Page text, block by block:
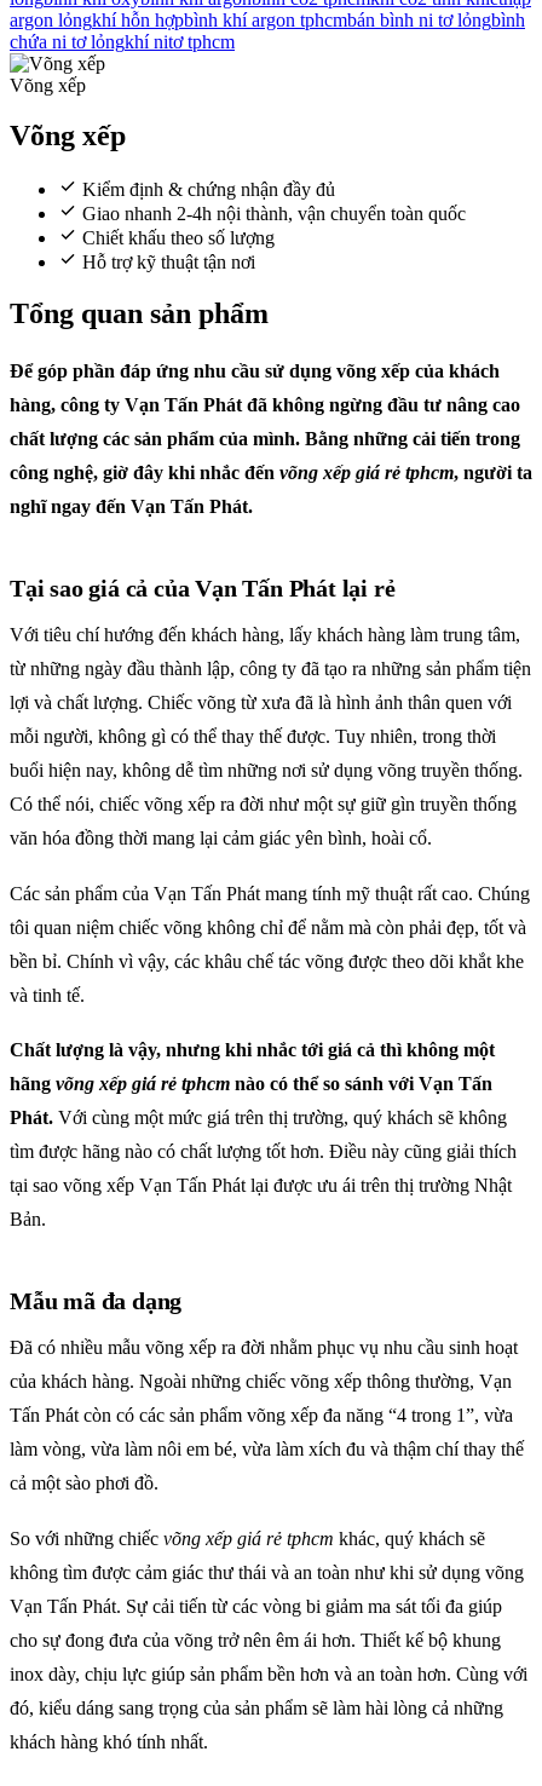
argon lỏngkhí hỗn hợpbình khí argon tphcmbán bình ni tơ lỏngbình
chứa ni tơ lỏngkhí nitơ tphcm
Võng xếp
Võng xếp
Kiểm định & chứng nhận đầy đủ
Giao nhanh 2-4h nội thành, vận chuyển toàn quốc
Chiết khấu theo số lượng
Hỗ trợ kỹ thuật tận nơi
Tổng quan sản phẩm
Để góp phần đáp ứng nhu cầu sử dụng võng xếp của khách
hàng, công ty Vạn Tấn Phát đã không ngừng đầu tư nâng cao
chất lượng các sản phẩm của mình. Bằng những cải tiến trong
công nghệ, giờ đây khi nhắc đến võng xếp giá rẻ tphcm, người ta
nghĩ ngay đến Vạn Tấn Phát.
Tại sao giá cả của Vạn Tấn Phát lại rẻ
Với tiêu chí hướng đến khách hàng, lấy khách hàng làm trung tâm,
từ những ngày đầu thành lập, công ty đã tạo ra những sản phẩm tiện
lợi và chất lượng. Chiếc võng từ xưa đã là hình ảnh thân quen với
mỗi người, không gì có thể thay thế được. Tuy nhiên, trong thời
buổi hiện nay, không dễ tìm những nơi sử dụng võng truyền thống.
Có thể nói, chiếc võng xếp ra đời như một sự giữ gìn truyền thống
văn hóa đồng thời mang lại cảm giác yên bình, hoài cổ.
Các sản phẩm của Vạn Tấn Phát mang tính mỹ thuật rất cao. Chúng
tôi quan niệm chiếc võng không chỉ để nằm mà còn phải đẹp, tốt và
bền bỉ. Chính vì vậy, các khâu chế tác võng được theo dõi khắt khe
và tinh tế.
Chất lượng là vậy, nhưng khi nhắc tới giá cả thì không một
hãng võng xếp giá rẻ tphcm nào có thể so sánh với Vạn Tấn
Phát. Với cùng một mức giá trên thị trường, quý khách sẽ không
tìm được hãng nào có chất lượng tốt hơn. Điều này cũng giải thích
tại sao võng xếp Vạn Tấn Phát lại được ưu ái trên thị trường Nhật
Bản.
Mẫu mã đa dạng
Đã có nhiều mẫu võng xếp ra đời nhằm phục vụ nhu cầu sinh hoạt
của khách hàng. Ngoài những chiếc võng xếp thông thường, Vạn
Tấn Phát còn có các sản phẩm võng xếp đa năng “4 trong 1”, vừa
làm vòng, vừa làm nôi em bé, vừa làm xích đu và thậm chí thay thế
cả một sào phơi đồ.
So với những chiếc võng xếp giá rẻ tphcm khác, quý khách sẽ
không tìm được cảm giác thư thái và an toàn như khi sử dụng võng
Vạn Tấn Phát. Sự cải tiến từ các vòng bi giảm ma sát tối đa giúp
cho sự đong đưa của võng trở nên êm ái hơn. Thiết kế bộ khung
inox dày, chịu lực giúp sản phẩm bền hơn và an toàn hơn. Cùng với
đó, kiểu dáng sang trọng của sản phẩm sẽ làm hài lòng cả những
khách hàng khó tính nhất.